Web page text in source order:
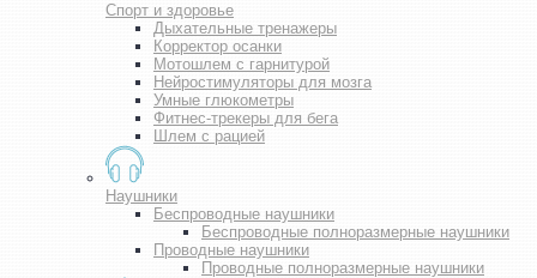
Спорт и здоровье
Дыхательные тренажеры
Корректор осанки
Мотошлем с гарнитурой
Нейростимуляторы для мозга
Умные глюкометры
Фитнес-трекеры для бега
Шлем с рацией
Наушники
Беспроводные наушники
Беспроводные полноразмерные наушники
Проводные наушники
Проводные полноразмерные наушники